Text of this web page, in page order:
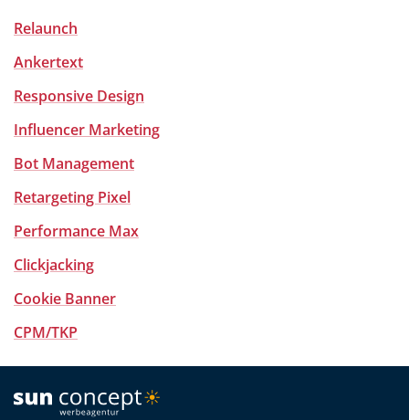
Relaunch
Ankertext
Responsive Design
Influencer Marketing
Bot Management
Retargeting Pixel
Performance Max
Clickjacking
Cookie Banner
CPM/TKP